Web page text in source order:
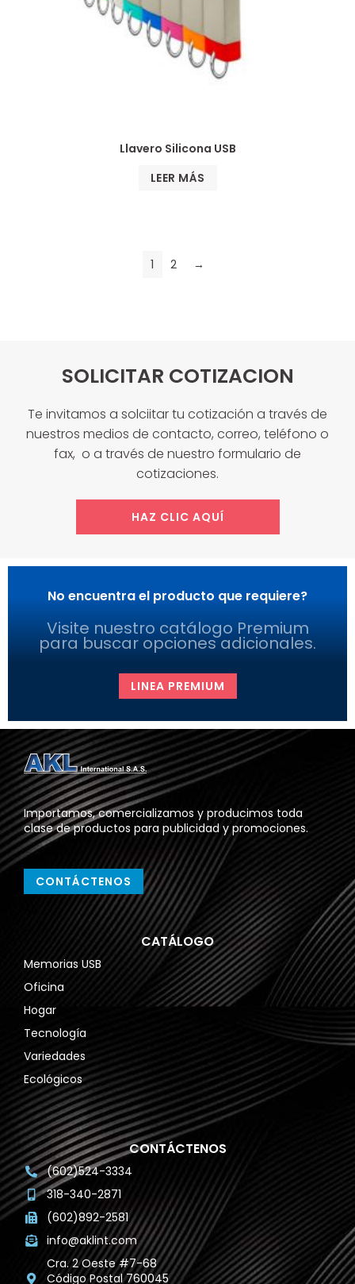
Llavero Silicona USB
LEER MÁS
1 2 →
SOLICITAR COTIZACION
Te invitamos a solciitar tu cotización a través de
nuestros medios de contacto, correo, teléfono o
fax, o a través de nuestro formulario de
cotizaciones.
HAZ CLIC AQUÍ
No encuentra el producto que requiere?
Visite nuestro catálogo Premium
para buscar opciones adicionales.
LINEA PREMIUM
Importamos, comercializamos y producimos toda
clase de productos para publicidad y promociones.
CONTÁCTENOS
CATÁLOGO
Memorias USB
Oficina
Hogar
Tecnología
Variedades
Ecológicos
CONTÁCTENOS
(602)524-3334
318-340-2871
(602)892-2581
info@aklint.com
Cra. 2 Oeste #7-68
Código Postal 760045